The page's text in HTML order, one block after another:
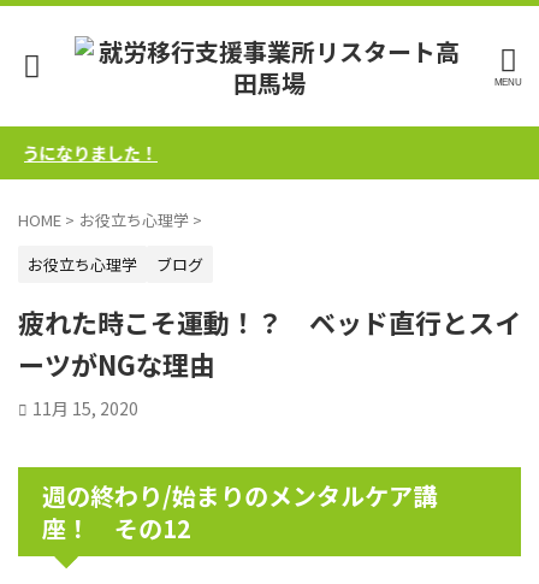
りました！
HOME > お役立ち心理学 >
お役立ち心理学
ブログ
疲れた時こそ運動！？ ベッド直行とスイ
ーツがNGな理由
11月 15, 2020
週の終わり/始まりのメンタルケア講
座！ その12